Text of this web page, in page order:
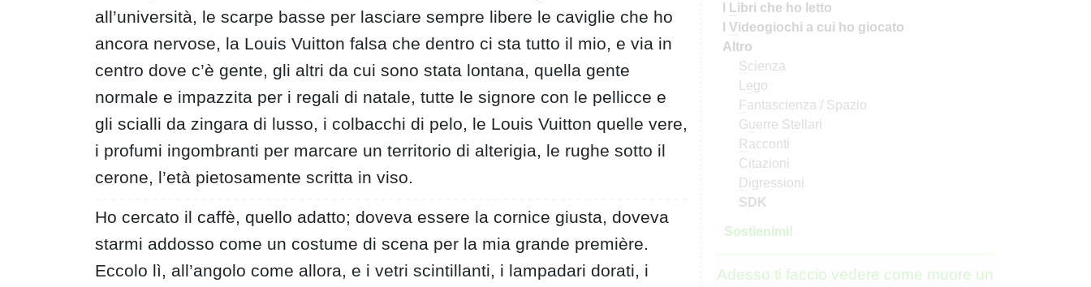
all’università, le scarpe basse per lasciare sempre libere le caviglie che ho
ancora nervose, la Louis Vuitton falsa che dentro ci sta tutto il mio, e via in
centro dove c’è gente, gli altri da cui sono stata lontana, quella gente
normale e impazzita per i regali di natale, tutte le signore con le pellicce e
gli scialli da zingara di lusso, i colbacchi di pelo, le Louis Vuitton quelle vere,
i profumi ingombranti per marcare un territorio di alterigia, le rughe sotto il
cerone, l’età pietosamente scritta in viso.
Ho cercato il caffè, quello adatto; doveva essere la cornice giusta, doveva
starmi addosso come un costume di scena per la mia grande première.
Eccolo lì, all’angolo come allora, e i vetri scintillanti, i lampadari dorati, i
Libri che ho letto
Videogiochi a cui ho giocato
Altro
Scienza
ego
Fantascienza / Spazio
Guerre Stellari
Racconti
Citazioni
Digressioni
SDK
Sostienimi!
Adesso ti faccio vedere come muore un